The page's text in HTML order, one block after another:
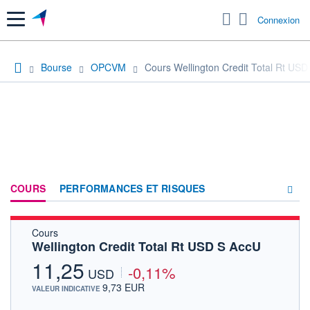
Menu Connexion
Bourse OPCVM Cours Wellington Credit Total Rt
COURS PERFORMANCES ET RISQUES
Cours
Wellington Credit Total Rt USD S AccU
11,25 USD -0,11%
VALEUR INDICATIVE 9,73 EUR